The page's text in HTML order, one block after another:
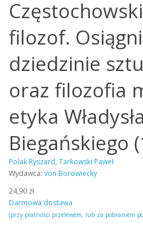
filozof.
dziedzinie
oraz filozofia
etyka
Biegańskiego
Polak Ryszard, Tarkowski Paweł
Wydawca: von Borowiecky
24,90 zł
Darmowa dostawa
(przy płatności przelewem, lub za pobraniem